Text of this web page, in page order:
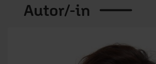
Autor/-in